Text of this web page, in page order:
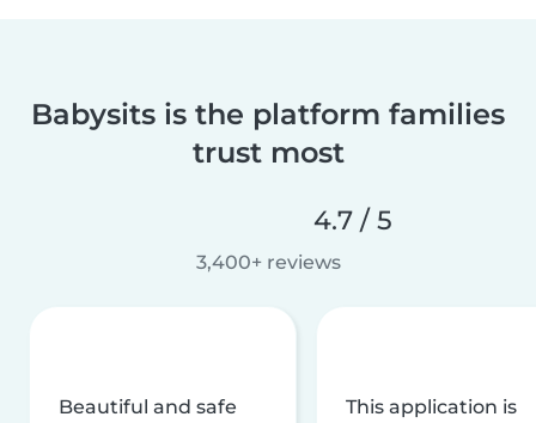
Babysits is the platform families
trust most
4.7 / 5
3,400+ reviews
Beautiful and safe
This application is